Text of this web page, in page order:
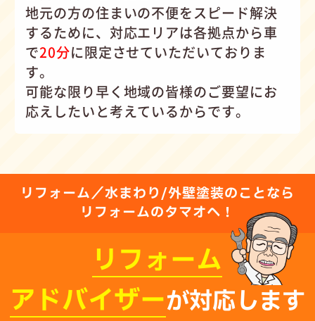
地元の方の住まいの不便をスピード解決
するために、対応エリアは各拠点から車
で20分に限定させていただいておりま
す。
可能な限り早く地域の皆様のご要望にお
応えしたいと考えているからです。
リフォーム／水まわり/外壁塗装のことなら
リフォームのタマオへ！
リフォーム
アドバイザーが対応します